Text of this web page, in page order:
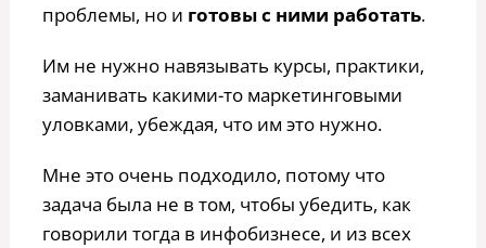
проблемы, но и готовы с ними работать.
Им не нужно навязывать курсы, практики,
заманивать какими-то маркетинговыми
уловками, убеждая, что им это нужно.
Мне это очень подходило, потому что
задача была не в том, чтобы убедить, как
говорили тогда в инфобизнесе, и из всех